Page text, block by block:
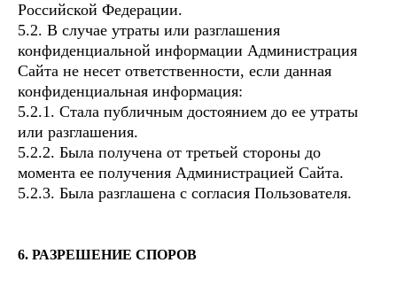
Российской Федерации.
5.2. В случае утраты или разглашения
конфиденциальной информации Администрация
Сайта не несет ответственности, если данная
конфиденциальная информация:
5.2.1. Стала публичным достоянием до ее утраты
или разглашения.
5.2.2. Была получена от третьей стороны до
момента ее получения Администрацией Сайта.
5.2.3. Была разглашена с согласия Пользователя.
6. РАЗРЕШЕНИЕ СПОРОВ